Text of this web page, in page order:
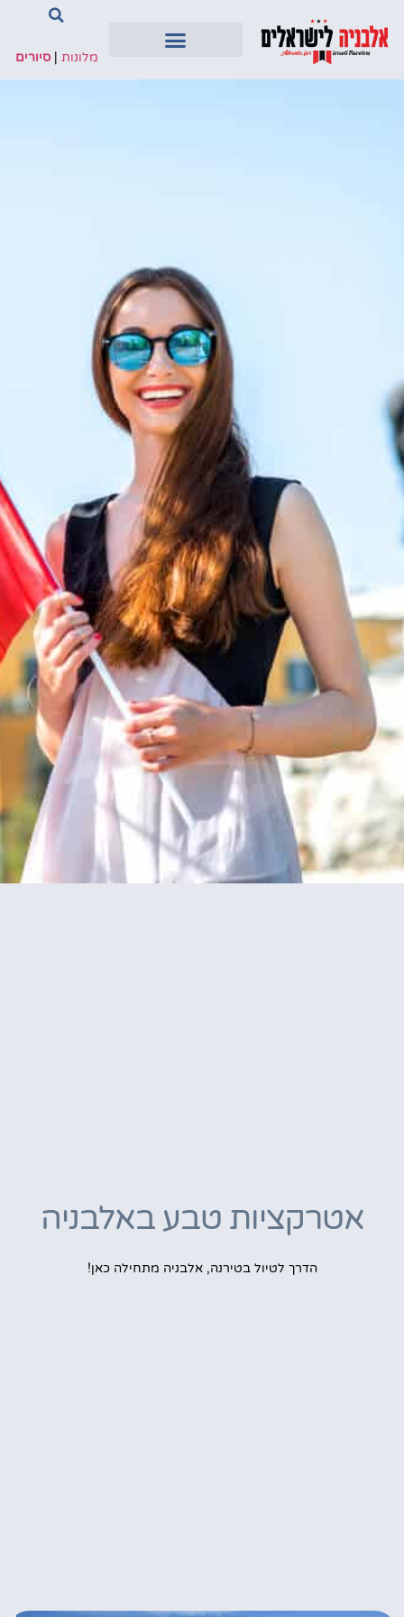
מלונות |סיורים
אטרקציות טבע באלבניה
הדרך לטיול בטירנה, אלבניה מתחילה כאן!